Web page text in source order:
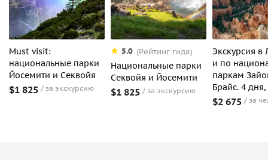
Must visit:
национальные парки
Йосемити и Секвойя
$1 825 за экскурсию
5.0 (Рейтинг гида)
Национальные парки
Секвойя и Йосемити
$1 825 за экскурсию
Экскурсия в
и по
паркам
Брайс. 4
$2 675 за